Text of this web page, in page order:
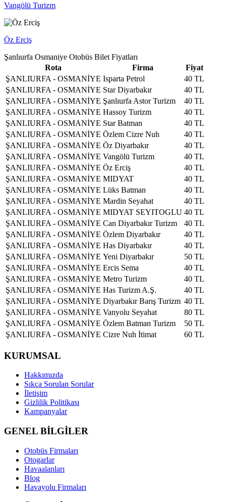
Vangölü Turizm
Öz Erciş
Şanlıurfa Osmaniye Otobüs Bilet Fiyatları
Rota
Firma
Fiyat
ŞANLIURFA - OSMANİYE Isparta Petrol
40 TL
ŞANLIURFA - OSMANİYE Star Diyarbakır
40 TL
ŞANLIURFA - OSMANİYE Şanlıurfa Astor Turizm
40 TL
ŞANLIURFA - OSMANİYE Hassoy Turizm
40 TL
ŞANLIURFA - OSMANİYE Star Batman
40 TL
ŞANLIURFA - OSMANİYE Özlem Cizre Nuh
40 TL
ŞANLIURFA - OSMANİYE Öz Diyarbakır
40 TL
ŞANLIURFA - OSMANİYE Vangölü Turizm
40 TL
ŞANLIURFA - OSMANİYE Öz Erciş
40 TL
ŞANLIURFA - OSMANİYE MIDYAT
40 TL
ŞANLIURFA - OSMANİYE Lüks Batman
40 TL
ŞANLIURFA - OSMANİYE Mardin Seyahat
40 TL
ŞANLIURFA - OSMANİYE MIDYAT SEYITOGLU 40 TL
ŞANLIURFA - OSMANİYE Can Diyarbakır Turizm
40 TL
ŞANLIURFA - OSMANİYE Özlem Diyarbakır
40 TL
ŞANLIURFA - OSMANİYE Has Diyarbakır
40 TL
ŞANLIURFA - OSMANİYE Yeni Diyarbakır
50 TL
ŞANLIURFA - OSMANİYE Ercis Sema
40 TL
ŞANLIURFA - OSMANİYE Metro Turizm
40 TL
ŞANLIURFA - OSMANİYE Has Turizm A.Ş.
40 TL
ŞANLIURFA - OSMANİYE Diyarbakır Barış Turizm 40 TL
ŞANLIURFA - OSMANİYE Vanyolu Seyahat
80 TL
ŞANLIURFA - OSMANİYE Özlem Batman Turizm
50 TL
ŞANLIURFA - OSMANİYE Cizre Nuh İtimat 60 TL
KURUMSAL
Hakkımızda
Sıkça Sorulan Sorular
İletişim
Gizlilik Politikası
Kampanyalar
GENEL BİLGİLER
Otobüs Firmaları
Otogarlar
Havaalanları
Blog
Havayolu Firmaları